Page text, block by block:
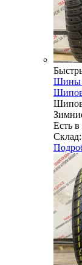
Шины
Есть